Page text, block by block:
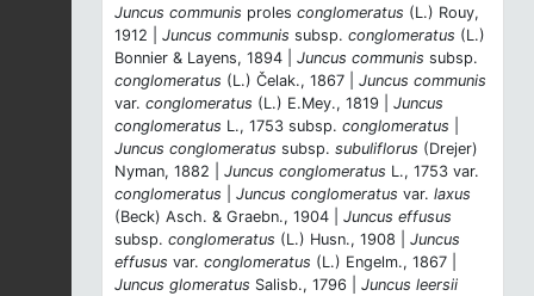
Juncus communis proles conglomeratus (L.) Rouy,
1912 | Juncus communis subsp. conglomeratus (L.)
Bonnier & Layens, 1894 | Juncus communis subsp.
conglomeratus (L.) Čelak., 1867 | Juncus communis
var. conglomeratus (L.) E.Mey., 1819 | Juncus
conglomeratus L., 1753 subsp. conglomeratus
Juncus conglomeratus subsp. subuliflorus (Drejer)
Nyman, 1882 | Juncus conglomeratus L., 1753 var.
conglomeratus
Juncus conglomeratus var. laxus
(Beck) Asch. & Graebn., 1904 | Juncus effusus
subsp. conglomeratus (L.) Husn., 1908 | Juncus
effusus var. conglomeratus (L.) Engelm., 1867 |
Juncus glomeratus Salisb., 1796 | Juncus leersii